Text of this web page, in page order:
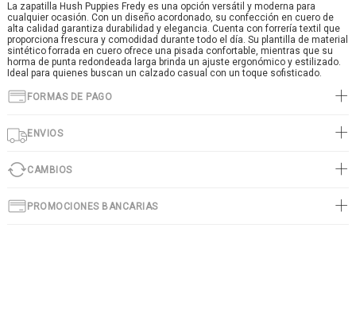
La zapatilla Hush Puppies Fredy es una opción versátil y moderna para
cualquier ocasión. Con un diseño acordonado, su confección en cuero de
alta calidad garantiza durabilidad y elegancia. Cuenta con forrería textil que
proporciona frescura y comodidad durante todo el día. Su plantilla de material
sintético forrada en cuero ofrece una pisada confortable, mientras que su
horma de punta redondeada larga brinda un ajuste ergonómico y estilizado.
Ideal para quienes buscan un calzado casual con un toque sofisticado.
FORMAS DE PAGO
ENVIOS
CAMBIOS
PROMOCIONES BANCARIAS